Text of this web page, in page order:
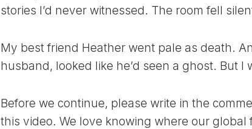
ЛУННЫЙ
13
ЛУННЫЙ
ДЕНЬ
ЛУННЫЙ
ДЕНЬ
ЛУННЫЙ
И
ОГОРОДНИКА
ЛУННЫЙ
КАЛЕНДАРЬ
stories I’d never witnessed. The room fell
My best friend Heather went pale as death.
husband, looked like he’d seen a ghost. But
Before we continue, please write in the
this video. We love knowing where our